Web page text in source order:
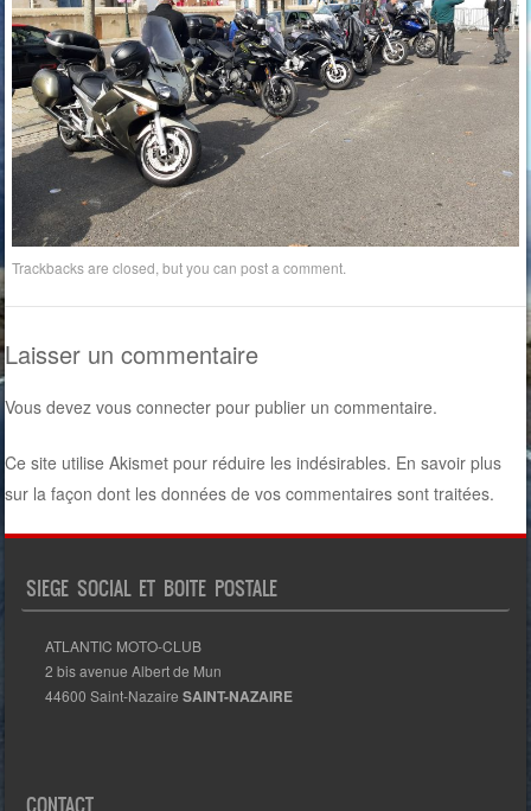
Trackbacks are closed, but you canpost a comment
Laisser un commentaire
Vous devezvous connecter pour publier un commentaire.
Ce site utilise Akismet pour réduire les indésirables. En savoir plus
sur la façon dont les données de vos commentaires sont traitées.
SIEGE SOCIAL ET BOITE POSTALE
ATLANTIC MOTO-CLUB
2 bis avenue Albert de Mun
44600 Saint-Nazaire SAINT-NAZAIRE
CONTACT